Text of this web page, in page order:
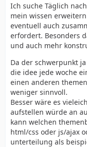
Ich suche Täglich
mein wissen
eventuell auch
erfordert. Besonders
und auch mehr
Da der schwerpunkt
die idee jede woche
einen anderen
weniger sinnvoll.
Besser wäre es
aufstellen würde an
kann welchen
html/css oder js/ajax
unterteilung als